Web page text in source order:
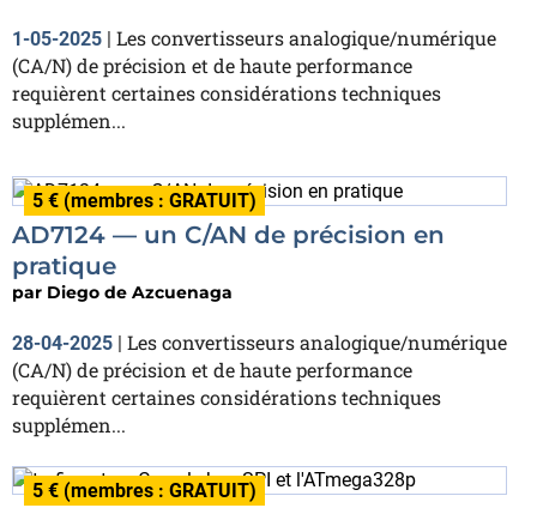
1-05-2025 | Les convertisseurs analogique/numérique
(CA/N) de précision et de haute performance
requièrent certaines considérations techniques
supplémen...
5 € (membres : GRATUIT)
AD7124 — un C/AN de précision en
pratique
par Diego de Azcuenaga
28-04-2025 | Les convertisseurs analogique/numérique
(CA/N) de précision et de haute performance
requièrent certaines considérations techniques
supplémen...
5 € (membres : GRATUIT)